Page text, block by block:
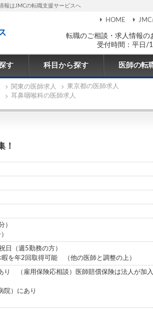
報はJMCの転職支援サービスへ
転職のご相談・求人情報の
受付時間：平日/
HOME
す 科目から探す 医師の転
関東の医師求人
東京都の医師求人
耳鼻咽喉科の医師求人
！
）
（週5勤務の方）
を年2回取得可能 （他の医師と調整の上）
り （雇用保険応相談）医師賠償保険は法人が加入
院）にあり